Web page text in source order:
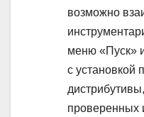
возможно
меню «Пуск»
с установкой
проверенных